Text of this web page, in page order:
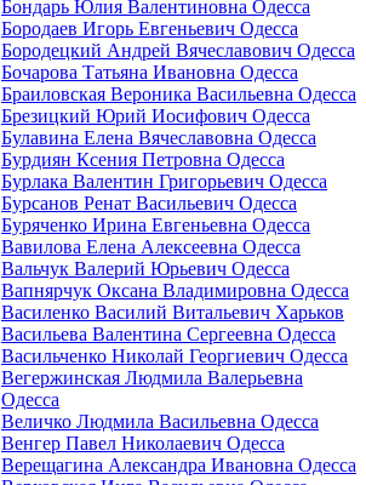
Бондарь Юлия Валентиновна Одесса
Бородаев Игорь Евгеньевич Одесса
Бородецкий Андрей Вячеславович Одесса
Бочарова Татьяна Ивановна Одесса
Браиловская Вероника Васильевна Одесса
Брезицкий Юрий Иосифович Одесса
Булавина Елена Вячеславовна Одесса
Бурдиян Ксения Петровна Одесса
Бурлака Валентин Григорьевич Одесса
Бурсанов Ренат Васильевич Одесса
Буряченко Ирина Евгеньевна Одесса
Вавилова Елена Алексеевна Одесса
Вальчук Валерий Юрьевич Одесса
Вапнярчук Оксана Владимировна Одесса
Василенко Василий Витальевич Харьков
Васильева Валентина Сергеевна Одесса
Васильченко Николай Георгиевич Одесса
Вегержинская Людмила Валерьевна
Одесса
Величко Людмила Васильевна Одесса
Венгер Павел Николаевич Одесса
Верещагина Александра Ивановна Одесса